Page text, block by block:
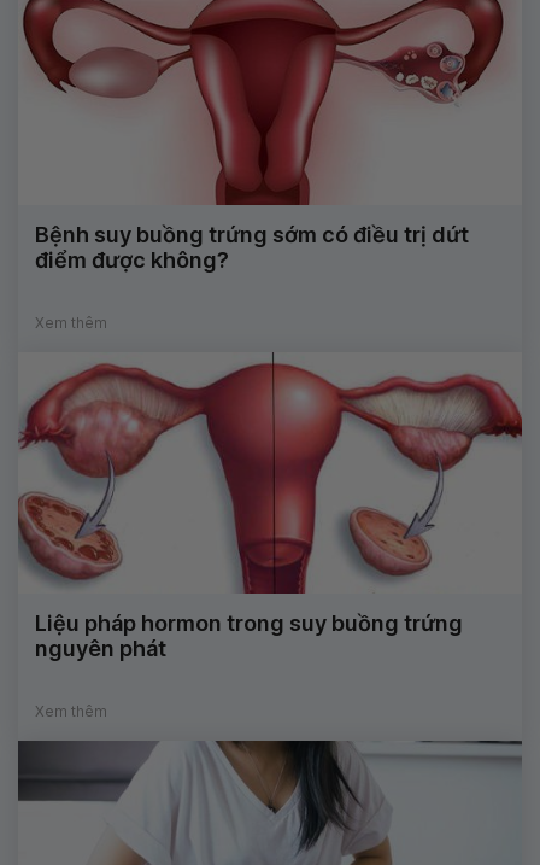
Bệnh suy buồng trứng sớm có điều trị dứt
điểm được không?
Xem thêm
Liệu pháp hormon trong suy buồng trứng
nguyên phát
Xem thêm